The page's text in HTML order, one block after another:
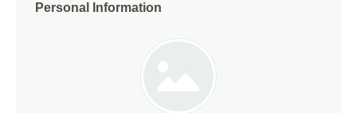
Personal Information